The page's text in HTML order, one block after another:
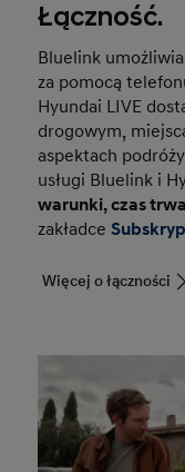
Łączność.
Bluelink
za pomocą
Hyundai LIVE
drogowym,
aspektach
usługi Bluelink i
warunki, czas
zakładce
Więcej o łączności